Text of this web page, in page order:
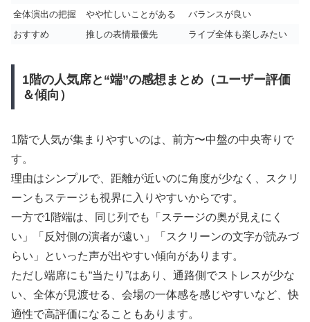
全体演出の把握
やや忙しいことがある
バランスが良い
おすすめ
推しの表情最優先 ライブ全体も楽しみたい
1階の人気席と“端”の感想まとめ（ユーザー評価
＆傾向）
1階で人気が集まりやすいのは、前方〜中盤の中央寄りで
す。
理由はシンプルで、距離が近いのに角度が少なく、スクリ
ーンもステージも視界に入りやすいからです。
一方で1階端は、同じ列でも「ステージの奥が見えにく
い」「反対側の演者が遠い」「スクリーンの文字が読みづ
らい」といった声が出やすい傾向があります。
ただし端席にも“当たり”はあり、通路側でストレスが少な
い、全体が見渡せる、会場の一体感を感じやすいなど、快
適性で高評価になることもあります。